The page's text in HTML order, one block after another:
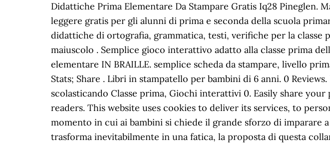
Didattiche Prima Elementare Da Stampare Gratis Iq28 Pineglen.
leggere gratis per gli alunni di prima e seconda della scuola
didattiche di ortografia, grammatica, testi, verifiche per la classe
maiuscolo . Semplice gioco interattivo adatto alla classe prima
elementare IN BRAILLE. semplice scheda da stampare, livello
Stats; Share . Libri in stampatello per bambini di 6 anni. 0
scolasticando Classe prima, Giochi interattivi 0. Easily share
readers. This website uses cookies to deliver its services, to
momento in cui ai bambini si chiede il grande sforzo di imparare
trasforma inevitabilmente in una fatica, la proposta di questa